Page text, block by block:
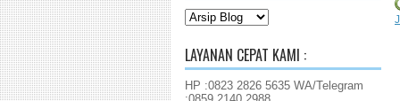
LAYANAN CEPAT KAMI :
HP :0823 2826 5635 WA/Telegram